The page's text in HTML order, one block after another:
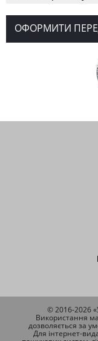
ОФОРМИТИ
© 2016-2026
Використання
дозволяється за
Для інтернет-